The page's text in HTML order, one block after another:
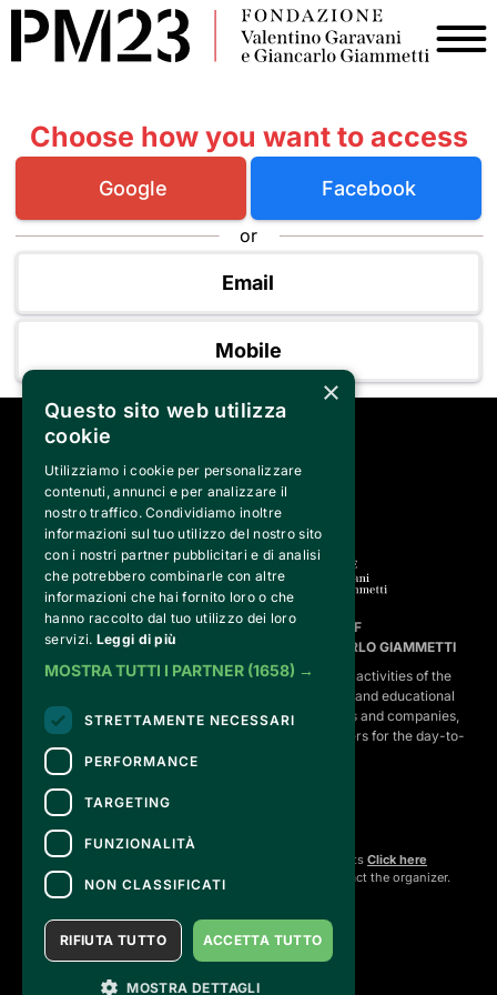
Choose how you want to access
Google Facebook
or
Email
Mobile
FVG SERVICES SRL ON BEHALF OF
FONDAZIONE VALENTINO GARAVANI E GIANCARLO GIAMMETTI
is the operational entity that implements the core activities of the
Fondazione, developing strategies for the cultural and educational
program, establishing partnerships with institutions and companies,
and hiring the relevant staff, consultants and suppliers for the day-to-
day running of the activities.
SEGUICI SU
For information and support in purchasing tickets Click here
For information on the program and the event, contact the organizer.
×
Questo sito web utilizza
cookie
Utilizziamo i cookie per personalizzare
contenuti, annunci e per analizzare il
nostro traffico. Condividiamo inoltre
informazioni sul tuo utilizzo del nostro sito
con i nostri partner pubblicitari e di analisi
che potrebbero combinarle con altre
informazioni che hai fornito loro o che
hanno raccolto dal tuo utilizzo dei loro
servizi. Leggi di più
MOSTRA TUTTI I PARTNER (1658) →
STRETTAMENTE NECESSARI
PERFORMANCE
TARGETING
FUNZIONALITÀ
NON CLASSIFICATI
ACCETTA TUTTO
RIFIUTA TUTTO
MOSTRA DETTAGLI